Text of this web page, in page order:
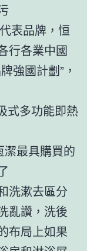
表品牌，恒
行各業中國
強國計劃”，
式多功能即熱
最具購買的
洗漱去區分
亂讚，洗後
布局上如果